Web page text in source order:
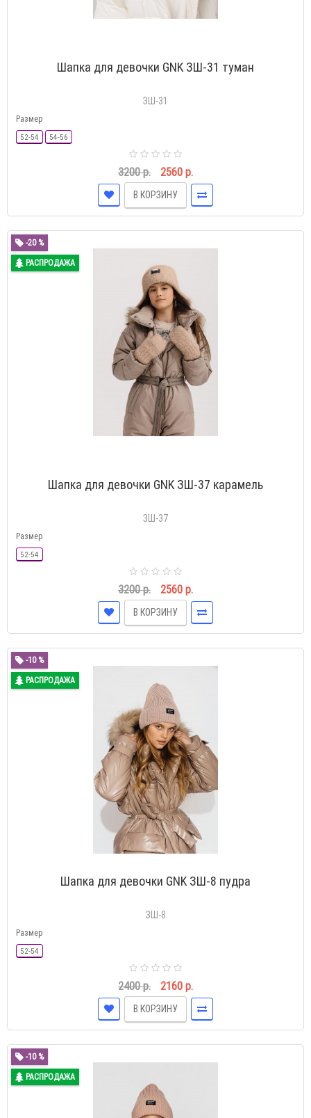
Шапка для девочки GNK ЗШ-31 туман
ЗШ-31
Размер
52-54 54-56
3200 р. 2560 р.
В КОРЗИНУ
-20 %
РАСПРОДАЖА
Шапка для девочки GNK ЗШ-37 карамель
ЗШ-37
Размер
52-54
3200 р. 2560 р.
В КОРЗИНУ
-10 %
РАСПРОДАЖА
Шапка для девочки GNK ЗШ-8 пудра
ЗШ-8
Размер
52-54
2400 р. 2160 р.
В КОРЗИНУ
-10 %
РАСПРОДАЖА